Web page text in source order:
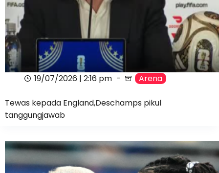
19/07/2026 | 2:16 pm Arena
Tewas kepada England,Deschamps pikul
tanggungjawab